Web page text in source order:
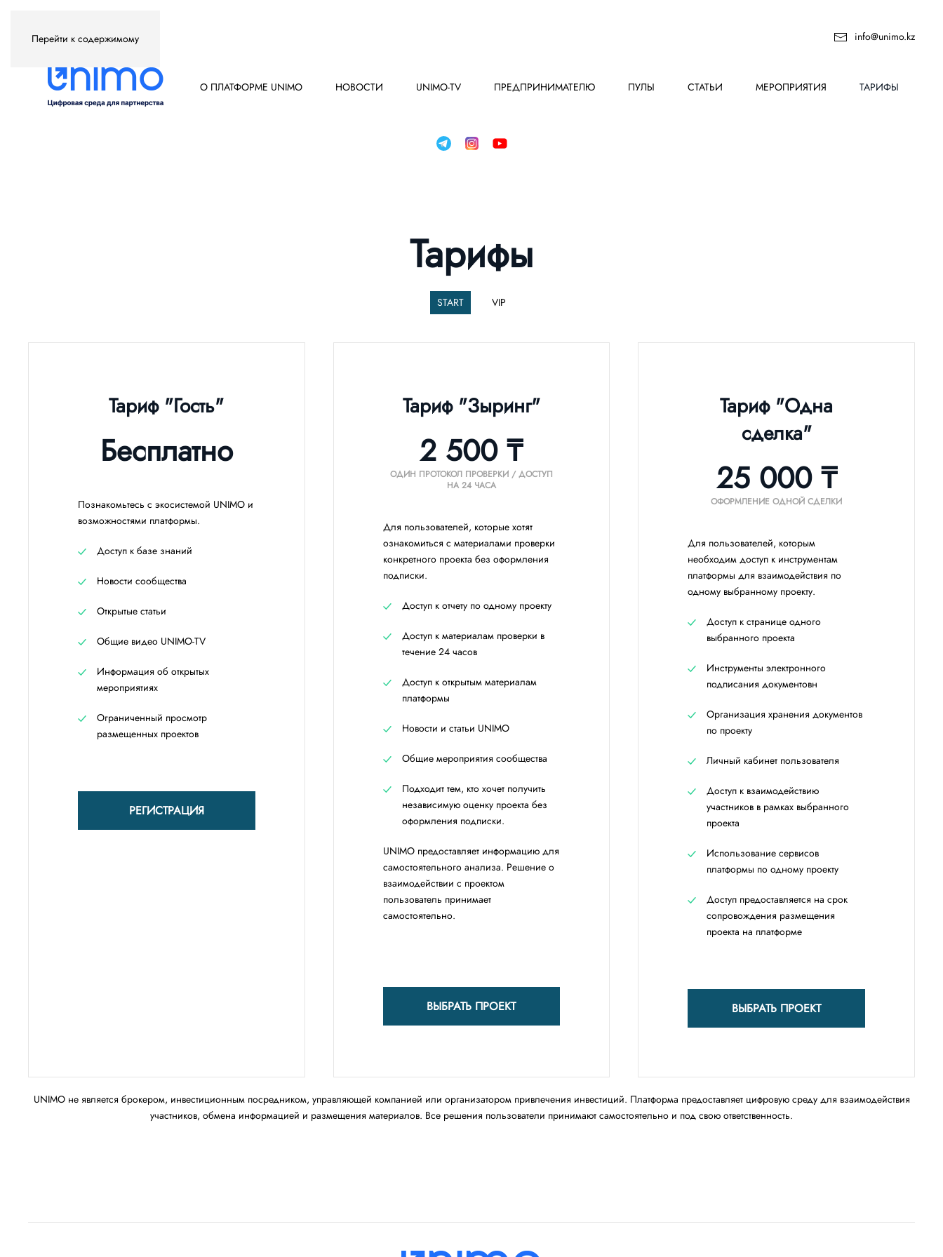
Перейти к содержимому info@unimo.kz
О ПЛАТФОРМЕ UNIMO НОВОСТИ UNIMO-TV ПРЕДПРИНИМАТЕЛЮ ПУЛЫ СТАТЬИ МЕРОПРИЯТИЯ ТАРИФЫ
Тарифы
START VIP
Тариф "Гость"
Бесплатно
Познакомьтесь с экосистемой UNIMO и
возможностями платформы.
Доступ к базе знаний
Новости сообщества
Открытые статьи
Общие видео UNIMO-TV
Информация об открытых
мероприятиях
Ограниченный просмотр
размещенных проектов
РЕГИСТРАЦИЯ
Тариф "Зыринг"
2 500 ₸
ОДИН ПРОТОКОЛ ПРОВЕРКИ / ДОСТУП
НА 24 ЧАСА
Для пользователей, которые хотят
ознакомиться с материалами проверки
конкретного проекта без оформления
подписки.
Доступ к отчету по одному проекту
Доступ к материалам проверки в
течение 24 часов
Доступ к открытым материалам
платформы
Новости и статьи UNIMO
Общие мероприятия сообщества
Подходит тем, кто хочет получить
независимую оценку проекта без
оформления подписки.
UNIMO предоставляет информацию для
самостоятельного анализа. Решение о
взаимодействии с проектом
пользователь принимает
самостоятельно.
ВЫБРАТЬ ПРОЕКТ
Тариф "Одна
сделка"
25 000 ₸
ОФОРМЛЕНИЕ ОДНОЙ СДЕЛКИ
Для пользователей, которым
необходим доступ к инструментам
платформы для взаимодействия по
одному выбранному проекту.
Доступ к странице одного
выбранного проекта
Инструменты электронного
подписания документовн
Организация хранения документов
по проекту
Личный кабинет пользователя
Доступ к взаимодействию
участников в рамках выбранного
проекта
Использование сервисов
платформы по одному проекту
Доступ предоставляется на срок
сопровождения размещения
проекта на платформе
ВЫБРАТЬ ПРОЕКТ
UNIMO не является брокером, инвестиционным посредником, управляющей компанией или организатором привлечения инвестиций. Платформа предоставляет цифровую среду для взаимодействия
участников, обмена информацией и размещения материалов. Все решения пользователи принимают самостоятельно и под свою ответственность.